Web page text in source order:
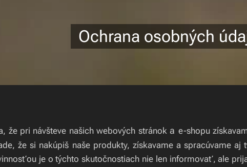
Ochrana osobných
že pri návšteve našich webových stránoka e-shopu získa
že si nakúpiš naše produkty, získavame a spracúvame
je o týchto skutočnostiach nie len informovať, ale